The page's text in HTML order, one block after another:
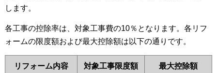
します。
各工事の控除率は、対象工事費の10％となります。各リフ
ォームの限度額および最大控除額は以下の通りです。
リフォーム内容 対象工事限度額 最大控除額